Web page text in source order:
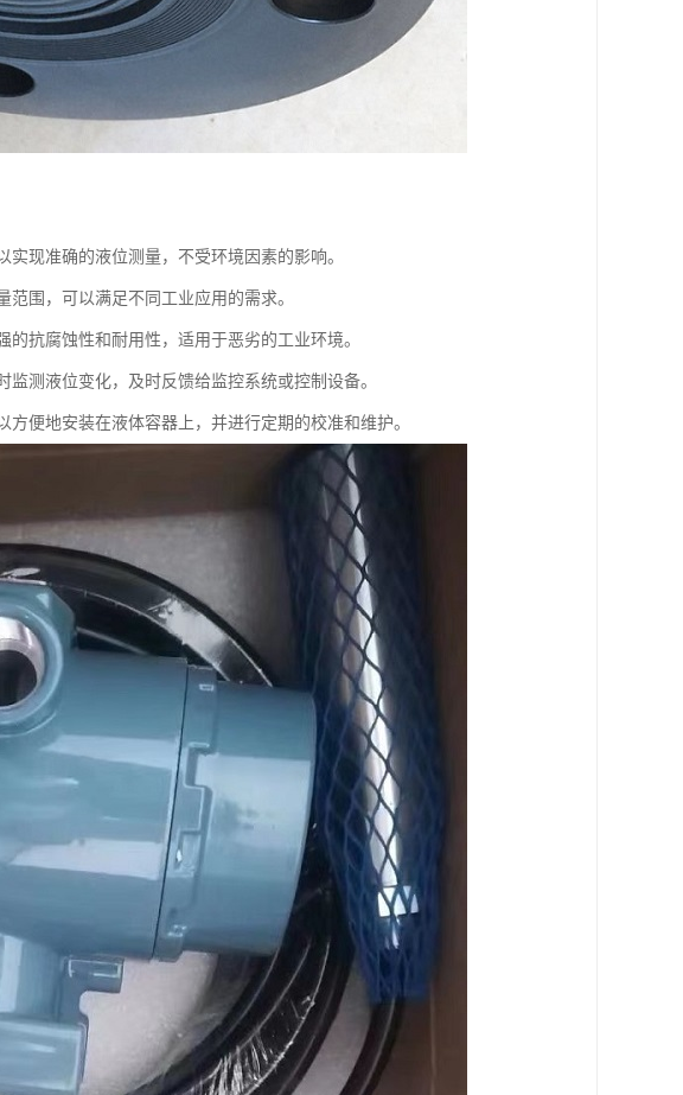
现准确的液位测量，不受环境因素的影响。
围，可以满足不同工业应用的需求。
抗腐蚀性和耐用性，适用于恶劣的工业环境。
测液位变化，及时反馈给监控系统或控制设备。
便地安装在液体容器上，并进行定期的校准和维护。